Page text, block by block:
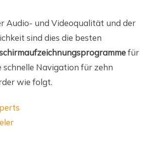
Audio- und Videoqualität und der
sind dies die besten
für
schnelle Navigation für zehn
wie folgt.